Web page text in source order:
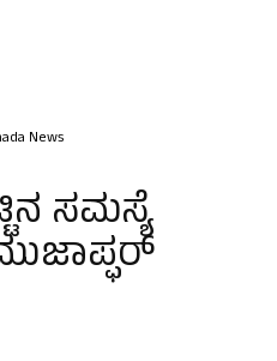
News
ಸಮಸ್ಯೆ